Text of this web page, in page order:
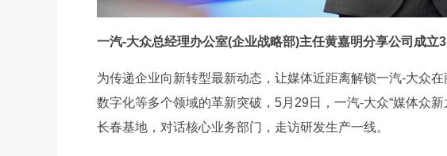
一汽-大众总经理办公室(企业战略部)主任黄嘉明分享公司成立
为传递企业向新转型最新动态，让媒体近距离解锁一汽-大众
数字化等多个领域的革新突破，5月29日，一汽-大众“媒体众
长春基地，对话核心业务部门，走访研发生产一线。